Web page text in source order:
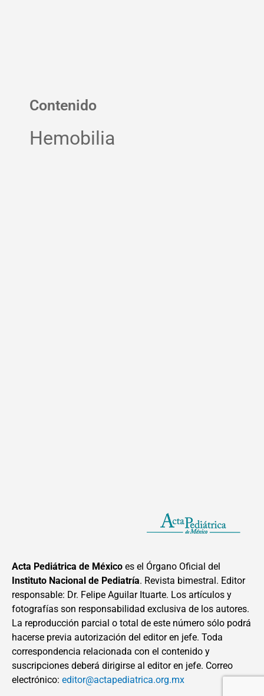
Contenido
Hemobilia
Acta Pediátrica de México es el Órgano Oficial del
Instituto Nacional de Pediatría. Revista bimestral. Editor
responsable: Dr. Felipe Aguilar Ituarte. Los artículos y
fotografías son responsabilidad exclusiva de los autores.
La reproducción parcial o total de este número sólo podrá
hacerse previa autorización del editor en jefe. Toda
correspondencia relacionada con el contenido y
suscripciones deberá dirigirse al editor en jefe. Correo
electrónico: editor@actapediatrica.org.mx